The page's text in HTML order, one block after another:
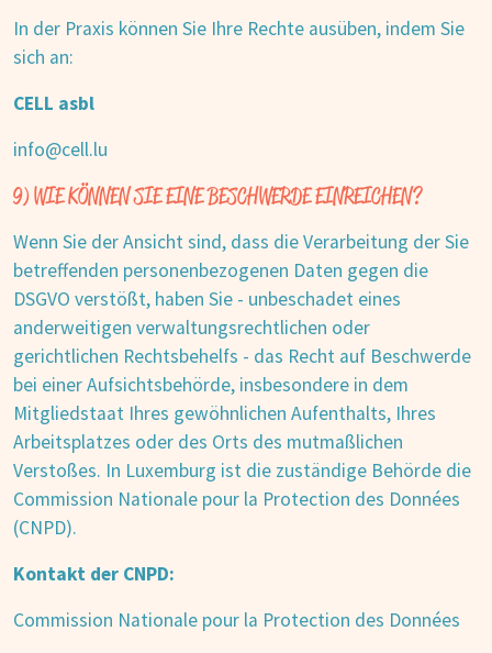
In der Praxis können Sie Ihre Rechte ausüben, indem Sie
sich an:
CELL asbl
info@cell.lu
9) WIE KÖNNEN SIE EINE BESCHWERDE EINREICHEN?
Wenn Sie der Ansicht sind, dass die Verarbeitung der Sie
betreffenden personenbezogenen Daten gegen die
DSGVO verstößt, haben Sie - unbeschadet eines
anderweitigen verwaltungsrechtlichen oder
gerichtlichen Rechtsbehelfs - das Recht auf Beschwerde
bei einer Aufsichtsbehörde, insbesondere in dem
Mitgliedstaat Ihres gewöhnlichen Aufenthalts, Ihres
Arbeitsplatzes oder des Orts des mutmaßlichen
Verstoßes. In Luxemburg ist die zuständige Behörde die
Commission Nationale pour la Protection des Données
(CNPD).
Kontakt der CNPD:
Commission Nationale pour la Protection des Données